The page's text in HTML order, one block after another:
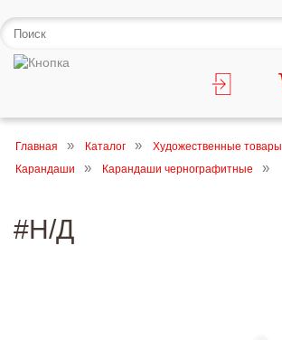
Главная Каталог Художественные товары
Карандаши
Карандаши чернографитные
#Н/Д